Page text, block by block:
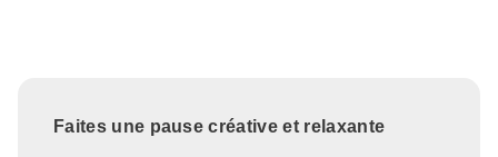
Faites une pause créative et relaxante